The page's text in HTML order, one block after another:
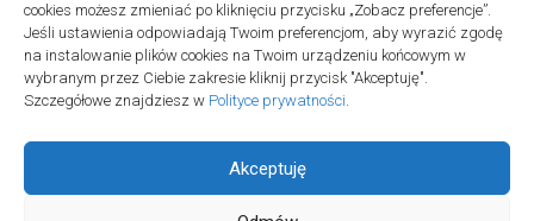
cookies możesz zmieniać po kliknięciu przycisku „Zobacz preferencje”.
Jeśli ustawienia odpowiadają Twoim preferencjom, aby wyrazić zgodę
na instalowanie plików cookies na Twoim urządzeniu końcowym w
wybranym przez Ciebie zakresie kliknij przycisk "Akceptuję".
Szczegółowe znajdziesz w Polityce prywatności.
Akceptuję